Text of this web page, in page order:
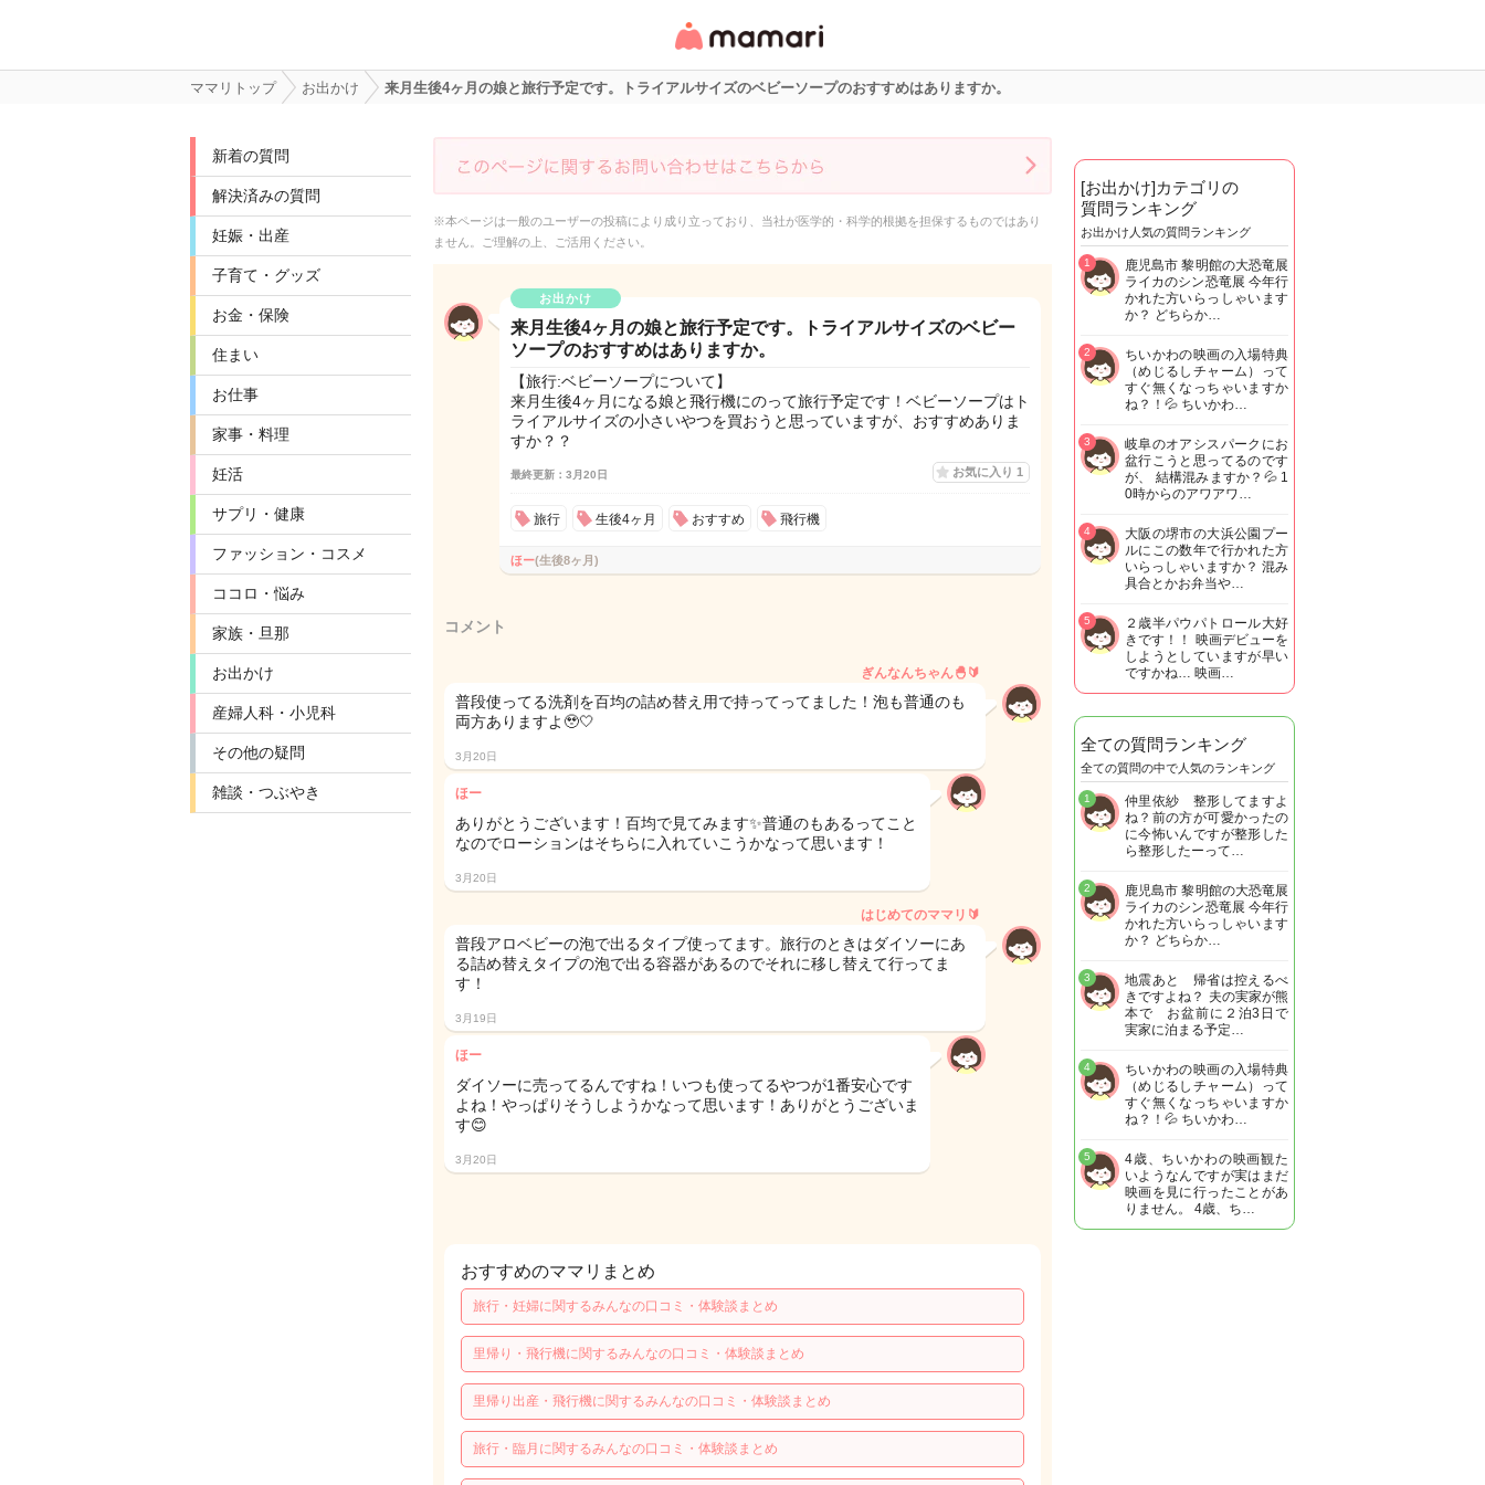
リ・情報サイト
ママリトップ お出かけ 来月生後4ヶ月の娘と旅行予定です。トライアルサイズのベビーソープのおすすめはありますか。
新着の質問
解決済みの質問
妊娠・出産
子育て・グッズ
お金・保険
住まい
お仕事
家事・料理
妊活
サプリ・健康
ファッション・コスメ
ココロ・悩み
家族・旦那
お出かけ
産婦人科・小児科
その他の疑問
雑談・つぶやき
※本ページは一般のユーザーの投稿により成り立っており、当社が医学的・科学的根拠を担保するものではあり
ません。ご理解の上、ご活用ください。
お出かけ
来月生後4ヶ月の娘と旅行予定です。トライアルサイズのベビー
ソープのおすすめはありますか。
【旅行:ベビーソープについて】
来月生後4ヶ月になる娘と飛行機にのって旅行予定です！ベビーソープはト
ライアルサイズの小さいやつを買おうと思っていますが、おすすめありま
すか？？
最終更新：3月20日 お気に入り 1
旅行 生後4ヶ月 おすすめ 飛行機
ほー(生後8ヶ月)
コメント
ぎんなんちゃん🐣🔰
普段使ってる洗剤を百均の詰め替え用で持ってってました！泡も普通のも
両方ありますよ🥹🤍
3月20日
ほー
ありがとうございます！百均で見てみます✨普通のもあるってこと
なのでローションはそちらに入れていこうかなって思います！
3月20日
はじめてのママリ🔰
普段アロベビーの泡で出るタイプ使ってます。旅行のときはダイソーにあ
る詰め替えタイプの泡で出る容器があるのでそれに移し替えて行ってま
す！
3月19日
ほー
ダイソーに売ってるんですね！いつも使ってるやつが1番安心です
よね！やっぱりそうしようかなって思います！ありがとうございま
す😊
3月20日
おすすめのママリまとめ
旅行・妊婦に関するみんなの口コミ・体験談まとめ
里帰り・飛行機に関するみんなの口コミ・体験談まとめ
里帰り出産・飛行機に関するみんなの口コミ・体験談まとめ
旅行・臨月に関するみんなの口コミ・体験談まとめ
[お出かけ]カテゴリの
質問ランキング
お出かけ人気の質問ランキング
鹿児島市 黎明館の大恐竜展
ライカのシン恐竜展 今年行
かれた方いらっしゃいます
か？ どちらか…
1
ちいかわの映画の入場特典
（めじるしチャーム）って
すぐ無くなっちゃいますか
ね？！💦 ちいかわ…
2
岐阜のオアシスパークにお
盆行こうと思ってるのです
が、 結構混みますか？💦 1
0時からのアワアワ…
3
大阪の堺市の大浜公園プー
ルにこの数年で行かれた方
いらっしゃいますか？ 混み
具合とかお弁当や…
4
２歳半パウパトロール大好
きです！！ 映画デビューを
しようとしていますが早い
ですかね… 映画…
5
全ての質問ランキング
全ての質問の中で人気のランキング
仲里依紗 整形してますよ
ね？前の方が可愛かったの
に今怖いんですが整形した
ら整形したーって…
1
鹿児島市 黎明館の大恐竜展
ライカのシン恐竜展 今年行
かれた方いらっしゃいます
か？ どちらか…
2
地震あと 帰省は控えるべ
きですよね？ 夫の実家が熊
本で お盆前に２泊3日で
実家に泊まる予定…
3
ちいかわの映画の入場特典
（めじるしチャーム）って
すぐ無くなっちゃいますか
ね？！💦 ちいかわ…
4
4歳、ちいかわの映画観た
いようなんですが実はまだ
映画を見に行ったことがあ
りません。 4歳、ち…
5